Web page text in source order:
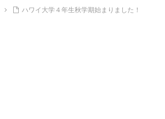
ハワイ大学４年生秋学期始まりました！